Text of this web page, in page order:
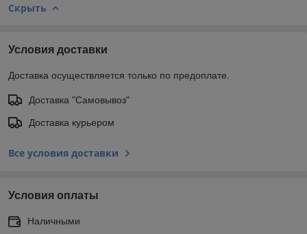
Скрыть
Условия доставки
Доставка осуществляется только по предоплате.
Доставка "Самовывоз"
Доставка курьером
Все условия доставки
Условия оплаты
Наличными